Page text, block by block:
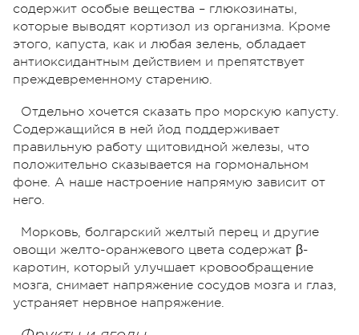
содержит особые вещества – глюкозинаты,
которые выводят кортизол из организма. Кроме
этого, капуста, как и любая зелень, обладает
антиоксидантным действием и препятствует
преждевременному старению.
Отдельно хочется сказать про морскую капусту.
Содержащийся в ней йод поддерживает
правильную работу щитовидной железы, что
положительно сказывается на гормональном
фоне. А наше настроение напрямую зависит от
него.
Морковь, болгарский желтый перец и другие
овощи желто-оранжевого цвета содержат β-
каротин, который улучшает кровообращение
мозга, снимает напряжение сосудов мозга и глаз,
устраняет нервное напряжение.